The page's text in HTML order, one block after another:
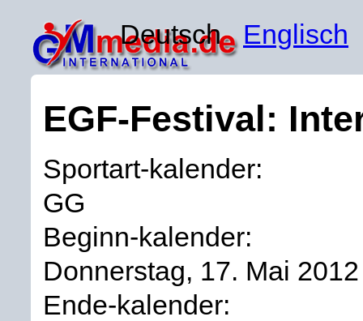
Deutsch Englisch
EGF-Festival:
Sportart-kalender:
GG
Beginn-kalender:
Donnerstag, 17. Mai 2012
Ende-kalender: